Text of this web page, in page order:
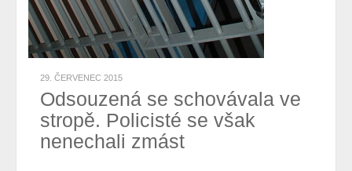
29. ČERVENEC 2015
Odsouzená se schovávala ve
stropě. Policisté se však
nenechali zmást